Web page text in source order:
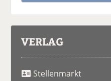
VERLAG
Stellenmarkt